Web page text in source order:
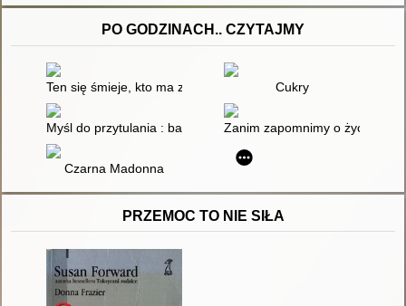
PO GODZINACH.. CZYTAJMY
Ten się śmieje, kto ma zęby Cukry
Myśl do przytulania : baśniowa opowieść dla kobiet, które
Zanim zapomnimy o
Czarna Madonna
PRZEMOC TO NIE SIŁA